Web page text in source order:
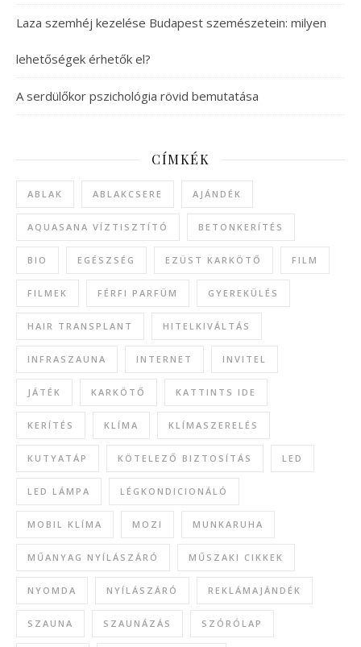
Laza szemhéj kezelése Budapest szemészetein: milyen
lehetőségek érhetők el?
A serdülőkor pszichológia rövid bemutatása
CÍMKÉK
ABLAK ABLAKCSERE AJÁNDÉK
AQUASANA VÍZTISZTÍTÓ BETONKERÍTÉS
BIO EGÉSZSÉG EZÜST KARKÖTŐ FILM
FILMEK FÉRFI PARFÜM GYEREKÜLÉS
HAIR TRANSPLANT HITELKIVÁLTÁS
INFRASZAUNA INTERNET INVITEL
JÁTÉK KARKÖTŐ KATTINTS IDE
KERÍTÉS KLÍMA KLÍMASZERELÉS
KUTYATÁP KÖTELEZŐ BIZTOSÍTÁS LED
LED LÁMPA LÉGKONDICIONÁLÓ
MOBIL KLÍMA MOZI MUNKARUHA
MŰANYAG NYÍLÁSZÁRÓ MŰSZAKI CIKKEK
NYOMDA NYÍLÁSZÁRÓ REKLÁMAJÁNDÉK
SZAUNA SZAUNÁZÁS SZÓRÓLAP